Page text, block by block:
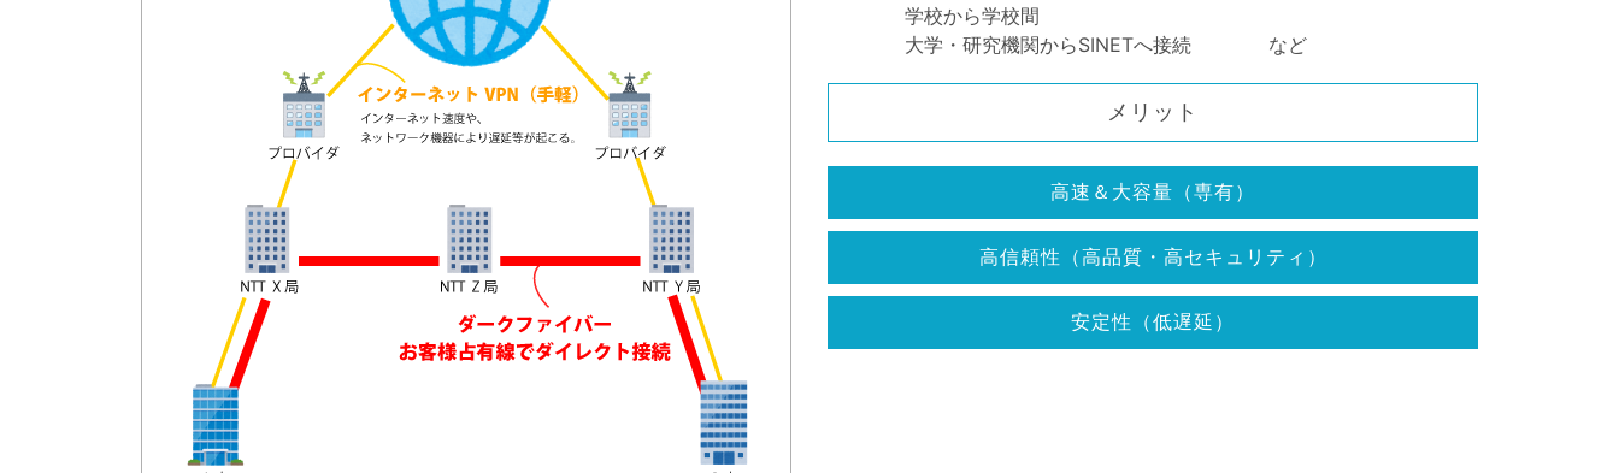
学校から学校間
大学・研究機関からSINETへ接続 など
メリット
高速＆大容量（専有）
高信頼性（高品質・高セキュリティ）
安定性（低遅延）